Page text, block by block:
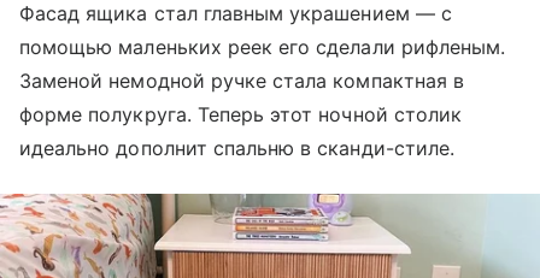
Фасад ящика стал главным украшением — с
помощью маленьких реек его сделали рифленым.
Заменой немодной ручке стала компактная в
форме полукруга. Теперь этот ночной столик
идеально дополнит спальню в сканди-стиле.